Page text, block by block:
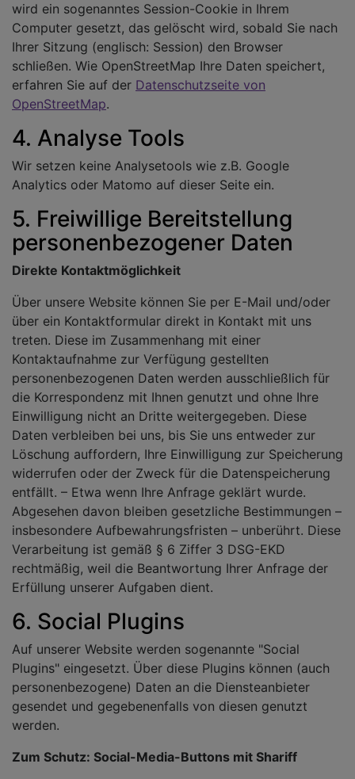
wird ein sogenanntes Session-Cookie in Ihrem
Computer gesetzt, das gelöscht wird, sobald Sie nach
Ihrer Sitzung (englisch: Session) den Browser
schließen. Wie OpenStreetMap Ihre Daten speichert,
erfahren Sie auf der Datenschutzseite von
OpenStreetMap.
4. Analyse Tools
Wir setzen keine Analysetools wie z.B. Google
Analytics oder Matomo auf dieser Seite ein.
5. Freiwillige Bereitstellung
personenbezogener Daten
Direkte Kontaktmöglichkeit
Über unsere Website können Sie per E-Mail und/oder
über ein Kontaktformular direkt in Kontakt mit uns
treten. Diese im Zusammenhang mit einer
Kontaktaufnahme zur Verfügung gestellten
personenbezogenen Daten werden ausschließlich für
die Korrespondenz mit Ihnen genutzt und ohne Ihre
Einwilligung nicht an Dritte weitergegeben. Diese
Daten verbleiben bei uns, bis Sie uns entweder zur
Löschung auffordern, Ihre Einwilligung zur Speicherung
widerrufen oder der Zweck für die Datenspeicherung
entfällt. – Etwa wenn Ihre Anfrage geklärt wurde.
Abgesehen davon bleiben gesetzliche Bestimmungen –
insbesondere Aufbewahrungsfristen – unberührt. Diese
Verarbeitung ist gemäß § 6 Ziffer 3 DSG-EKD
rechtmäßig, weil die Beantwortung Ihrer Anfrage der
Erfüllung unserer Aufgaben dient.
6. Social Plugins
Auf unserer Website werden sogenannte "Social
Plugins" eingesetzt. Über diese Plugins können (auch
personenbezogene) Daten an die Diensteanbieter
gesendet und gegebenenfalls von diesen genutzt
werden.
Zum Schutz: Social-Media-Buttons mit Shariff